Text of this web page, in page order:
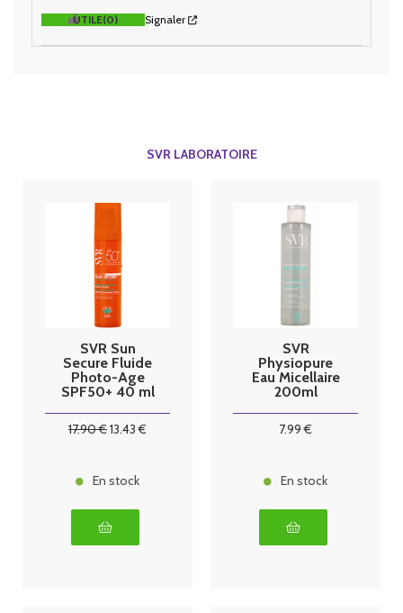
UTILE(0) Signaler
SVR LABORATOIRE
SVR Sun
Secure Fluide
Photo-Age
SPF50+ 40 ml
17.90€13.43 €
En stock
SVR
Physiopure
Eau Micellaire
200ml
7.99 €
En stock